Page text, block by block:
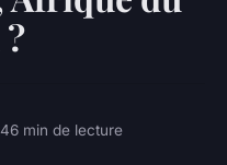
6 min de lecture